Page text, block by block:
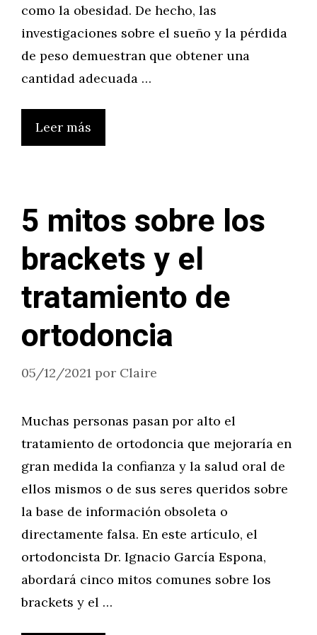
como la obesidad. De hecho, las
investigaciones sobre el sueño y la pérdida
de peso demuestran que obtener una
cantidad adecuada …
Leer más
5 mitos sobre los
brackets y el
tratamiento de
ortodoncia
05/12/2021 por Claire
Muchas personas pasan por alto el
tratamiento de ortodoncia que mejoraría en
gran medida la confianza y la salud oral de
ellos mismos o de sus seres queridos sobre
la base de información obsoleta o
directamente falsa. En este artículo, el
ortodoncista Dr. Ignacio García Espona,
abordará cinco mitos comunes sobre los
brackets y el …